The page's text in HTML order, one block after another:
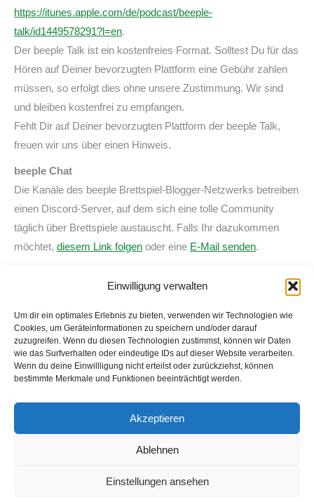
Einwilligung verwalten
Um dir ein optimales Erlebnis zu bieten, verwenden wir Technologien wie
Cookies, um Geräteinformationen zu speichern und/oder darauf
zuzugreifen. Wenn du diesen Technologien zustimmst, können wir Daten
wie das Surfverhalten oder eindeutige IDs auf dieser Website verarbeiten.
Wenn du deine Einwillligung nicht erteilst oder zurückziehst, können
bestimmte Merkmale und Funktionen beeinträchtigt werden.
Akzeptieren
Ablehnen
Einstellungen ansehen
https://itunes.apple.com/de/podcast/beeple-
talk/id1449578291?l=en.
Der beeple Talk ist ein kostenfreies Format. Solltest Du für das
Hören auf Deiner bevorzugten Plattform eine Gebühr zahlen
müssen, so erfolgt dies ohne unsere Zustimmung. Wir sind
und bleiben kostenfrei zu empfangen.
Fehlt Dir auf Deiner bevorzugten Plattform der beeple Talk,
freuen wir uns über einen Hinweis.
beeple Chat
Die Kanäle des beeple Brettspiel-Blogger-Netzwerks betreiben
einen Discord-Server, auf dem sich eine tolle Community
täglich über Brettspiele austauscht. Falls Ihr dazukommen
möchtet, diesem Link folgen oder eine E-Mail senden.
BoxCat Games
Suche
Search: